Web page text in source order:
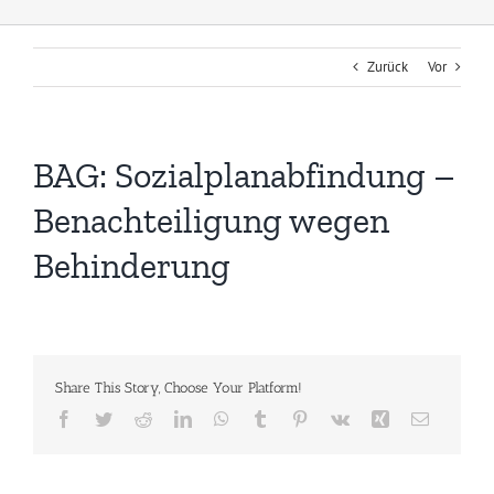
Zurück Vor
BAG: Sozialplanabfindung –
Benachteiligung wegen
Behinderung
Share This Story, Choose Your Platform!
Facebook
TwitterRedditLinkedInWhatsApp
Tumblr Pinterest
Vk Xing E-